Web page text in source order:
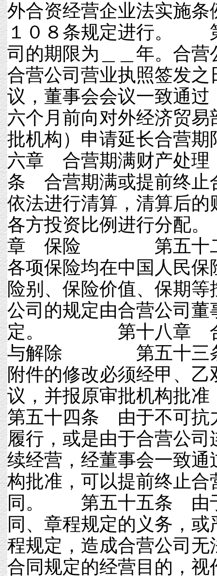
外合资经营企业法实施条
１０８条规定进行。
司的期限为＿＿年。合营
合营公司营业执照签发
议，董事会会议一致通过
六个月前向对外经济贸
批机构）申请延长
六章 合营期满财产
条 合营期满或提前终止
依法进行清算，清算后的
各方投资比例进行
章 保险 第五十二
各项保险均在中国人民
险别、保险价值、保期
公司的规定由合营公司董
定。 第十八章 合
与解除 第五十三条
附件的修改必须经甲、
议，并报原审批机构
第五十四条 由于不可抗
履行，或是由于合营公
续经营，经董事会一致通
构批准，可以提前终止合
同。 第五十五条 由
同、章程规定的义务，
程规定，造成合营公司无
合同规定的经营目的，视